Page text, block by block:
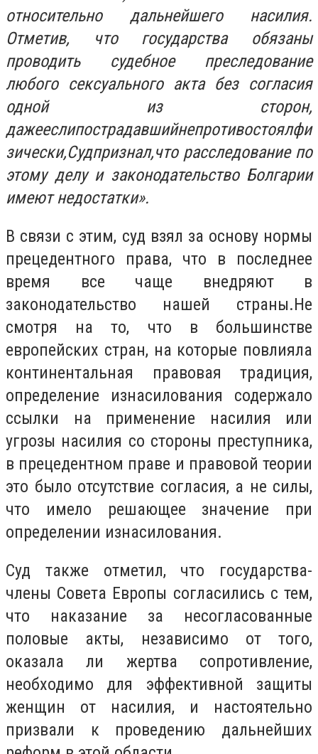
относительно дальнейшего насилия.
Отметив, что государства обязаны
проводить судебное преследование
любого сексуального акта без согласия
одной из сторон,
дажееслипострадавшийнепротивостоялфи
зически,Судпризнал,что расследование по
этому делу и законодательство Болгарии
имеют недостатки».
В связи с этим, суд взял за основу нормы
прецедентного права, что в последнее
время все чаще внедряют в
законодательство нашей страны.Не
смотря на то, что в большинстве
европейских стран, на которые повлияла
континентальная правовая традиция,
определение изнасилования содержало
ссылки на применение насилия или
угрозы насилия со стороны преступника,
в прецедентном праве и правовой теории
это было отсутствие согласия, а не силы,
что имело решающее значение при
определении изнасилования.
Суд также отметил, что государства-
члены Совета Европы согласились с тем,
что наказание за несогласованные
половые акты, независимо от того,
оказала ли жертва сопротивление,
необходимо для эффективной защиты
женщин от насилия, и настоятельно
призвали к проведению дальнейших